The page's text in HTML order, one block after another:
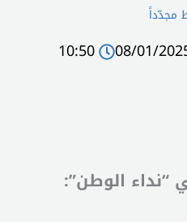
مجدّداً
08/01/
10:50
“نداء الوطن”: